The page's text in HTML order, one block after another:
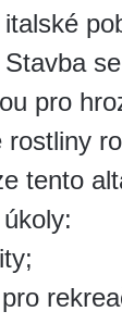
pro
rostliny
tento